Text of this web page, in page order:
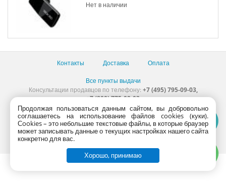
Нет в наличии
Контакты Доставка Оплата
Все пункты выдачи
Консультации продавцов по телефону: +7 (495) 795-09-03,
+7 (800) 775-09-03
PlanetaShop.ru © 2000 - 2017 | Все права защищены
Продолжая пользоваться данным сайтом, вы добровольно
соглашаетесь на использование файлов cookies (куки).
Сookies – это небольшие текстовые файлы, в которые браузер
может записывать данные о текущих настройках нашего сайта
конкретно для вас.
Хорошо, принимаю